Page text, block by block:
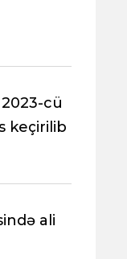
cü
keçirilib
ali